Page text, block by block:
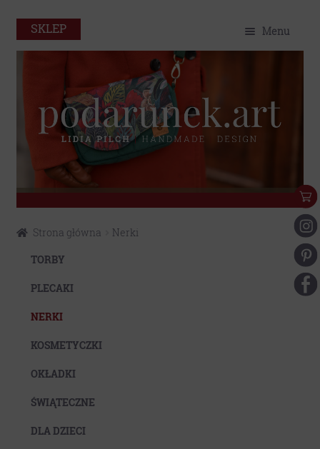
SKLEP Menu
Sklep
Eko
do
nawigacji
do
treści
Strona główna
Nerki
TORBY
PLECAKI
NERKI
KOSMETYCZKI
OKŁADKI
ŚWIĄTECZNE
DLA DZIECI